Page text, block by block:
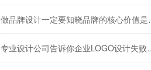
做品牌设
专业设计公司